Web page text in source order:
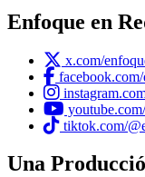
Enfoque en
x.com/
tiktok.com/
Una